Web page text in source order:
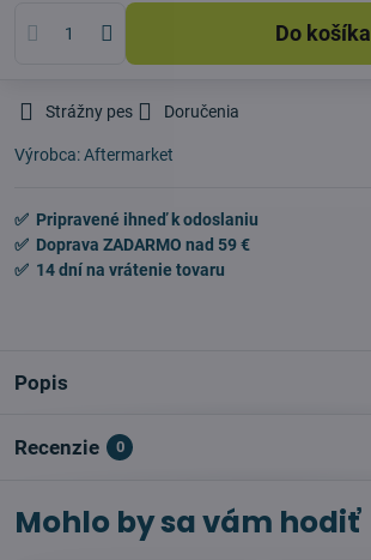
Do košíka
Strážny pes Doručenia
Výrobca:Aftermarket
✅ Pripravené ihneď k odoslaniu
✅ Doprava ZADARMO nad 59 €
✅ 14 dní na vrátenie tovaru
Popis
Recenzie 0
Mohlo by sa vám hodiť